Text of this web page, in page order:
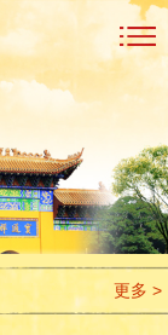
更多 >